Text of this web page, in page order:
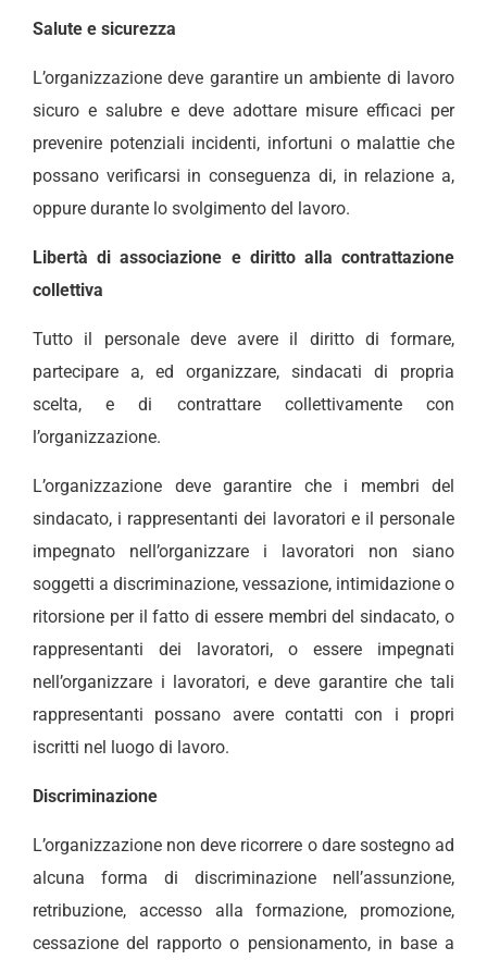
Salute e sicurezza
L’organizzazione deve garantire un ambiente di lavoro
sicuro e salubre e deve adottare misure efficaci per
prevenire potenziali incidenti, infortuni o malattie che
possano verificarsi in conseguenza di, in relazione a,
oppure durante lo svolgimento del lavoro.
Libertà di associazione e diritto alla contrattazione
collettiva
Tutto il personale deve avere il diritto di formare,
partecipare a, ed organizzare, sindacati di propria
scelta, e di contrattare collettivamente con
l’organizzazione.
L’organizzazione deve garantire che i membri del
sindacato, i rappresentanti dei lavoratori e il personale
impegnato nell’organizzare i lavoratori non siano
soggetti a discriminazione, vessazione, intimidazione o
ritorsione per il fatto di essere membri del sindacato, o
rappresentanti dei lavoratori, o essere impegnati
nell’organizzare i lavoratori, e deve garantire che tali
rappresentanti possano avere contatti con i propri
iscritti nel luogo di lavoro.
Discriminazione
L’organizzazione non deve ricorrere o dare sostegno ad
alcuna forma di discriminazione nell’assunzione,
retribuzione, accesso alla formazione, promozione,
cessazione del rapporto o pensionamento, in base a